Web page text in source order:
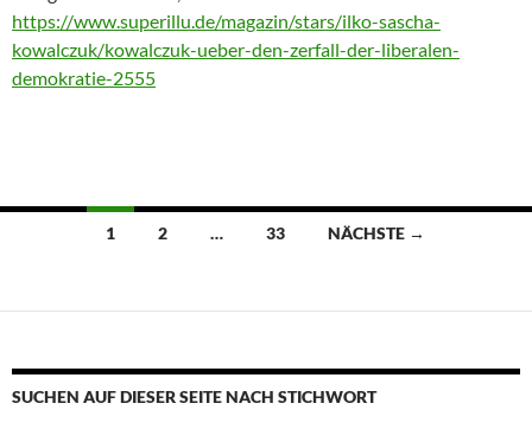
https://www.superillu.de/magazin/stars/ilko-sascha-
kowalczuk/kowalczuk-ueber-den-zerfall-der-liberalen-
demokratie-2555
Beitragsnavigation
1 2 … 33 NÄCHSTE →
SUCHEN AUF DIESER SEITE NACH STICHWORT